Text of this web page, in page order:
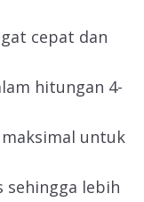
cepat dan
hitungan 4-
untuk
sehingga lebih